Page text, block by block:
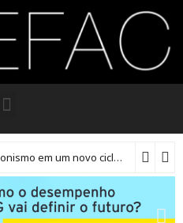
Propósito, impacto e protagonismo em um novo ciclo para os executivos brasileiros